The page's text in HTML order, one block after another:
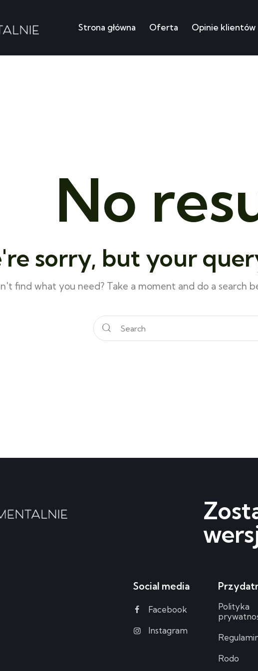
Strona główna Oferta Opinie klientów
No
sorry, but your
find what you need? Take a moment and do a search
Social media
Facebook
Instagram
Polityka
Rodo